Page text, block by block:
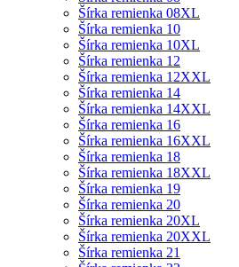
Šírka remienka 08XL
Šírka remienka 10
Šírka remienka 10XL
Šírka remienka 12
Šírka remienka 12XXL
Šírka remienka 14
Šírka remienka 14XXL
Šírka remienka 16
Šírka remienka 16XXL
Šírka remienka 18
Šírka remienka 18XXL
Šírka remienka 19
Šírka remienka 20
Šírka remienka 20XL
Šírka remienka 20XXL
Šírka remienka 21